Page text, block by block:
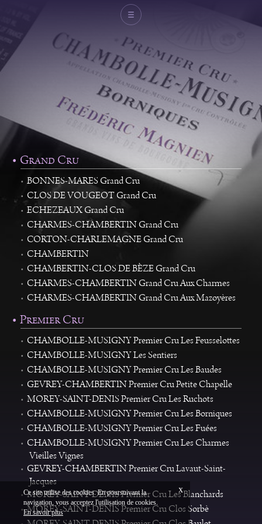
Domaine Michel
Magnien
Frédéric Magnien
Vins
Carte
Domaine Michel Magnien
Frédéric Magnien
L'esprit du domaine
Et Aussi
Boutique
English Mentions Légales
Création Vinium
Grand Cru
BONNES-MARES Grand Cru
CLOS DE VOUGEOT Grand Cru
ECHEZEAUX Grand Cru
CHARMES-CHAMBERTIN Grand Cru
CORTON-CHARLEMAGNE Grand Cru
CHAMBERTIN
CHAMBERTIN-CLOS DE BÈZE Grand Cru
CHARMES-CHAMBERTIN Grand Cru Aux Charmes
CHARMES-CHAMBERTIN Grand Cru Aux Mazoyères
Premier Cru
CHAMBOLLE-MUSIGNY Premier Cru Les Feusselottes
CHAMBOLLE-MUSIGNY Les Sentiers
CHAMBOLLE-MUSIGNY Premier Cru Les Baudes
GEVREY-CHAMBERTIN Premier Cru Petite Chapelle
MOREY-SAINT-DENIS Premier Cru Les Ruchots
CHAMBOLLE-MUSIGNY Premier Cru Les Borniques
CHAMBOLLE-MUSIGNY Premier Cru Les Fuées
CHAMBOLLE-MUSIGNY Premier Cru Les Charmes
Vieilles Vignes
GEVREY-CHAMBERTIN Premier Cru Lavaut-Saint-
Jacques
MOREY-SAINT-DENIS Premier Cru Les Blanchards
MOREY-SAINT-DENIS Premier Cru Clos Sorbè
Ce site utilise des cookies. En poursuivant la
navigation, vous acceptez l'utilisation de cookies.
En savoir plus
x